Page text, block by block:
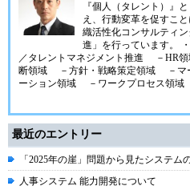
『個人（タレント）』
え、行動変革を促すこ
織活性化コンサルティ
進」を行っています。
／タレントマネジメント推進 －HR
断領域 －方針・戦略策定領域 －マ
ーション領域 －ワークプロセス領
最近のエントリー
「2025年の崖」問題から見たシステム
人事システム 能力開発について